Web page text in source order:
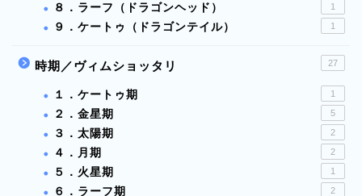
８．ラーフ（ドラゴンヘッド） 1
９．ケートゥ（ドラゴンテイル） 1
時期／ヴィムショッタリ 27
１．ケートゥ期 1
２．金星期 5
３．太陽期 2
４．月期 2
５．火星期 1
６．ラーフ期 2